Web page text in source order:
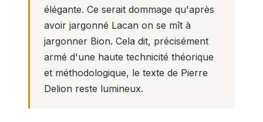
élégante. Ce serait dommage qu'après
avoir jargonné Lacan on se mît à
jargonner Bion. Cela dit, précisément
armé d'une haute technicité théorique
et méthodologique, le texte de Pierre
Delion reste lumineux.